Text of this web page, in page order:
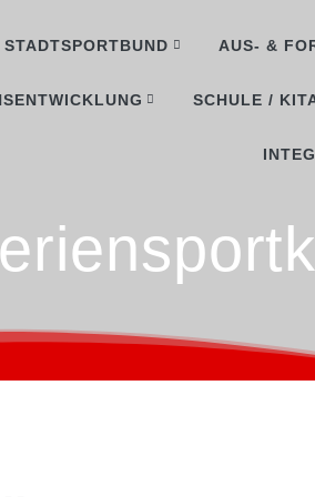
STADTSPORTBUND AUS- &
SCHULE /